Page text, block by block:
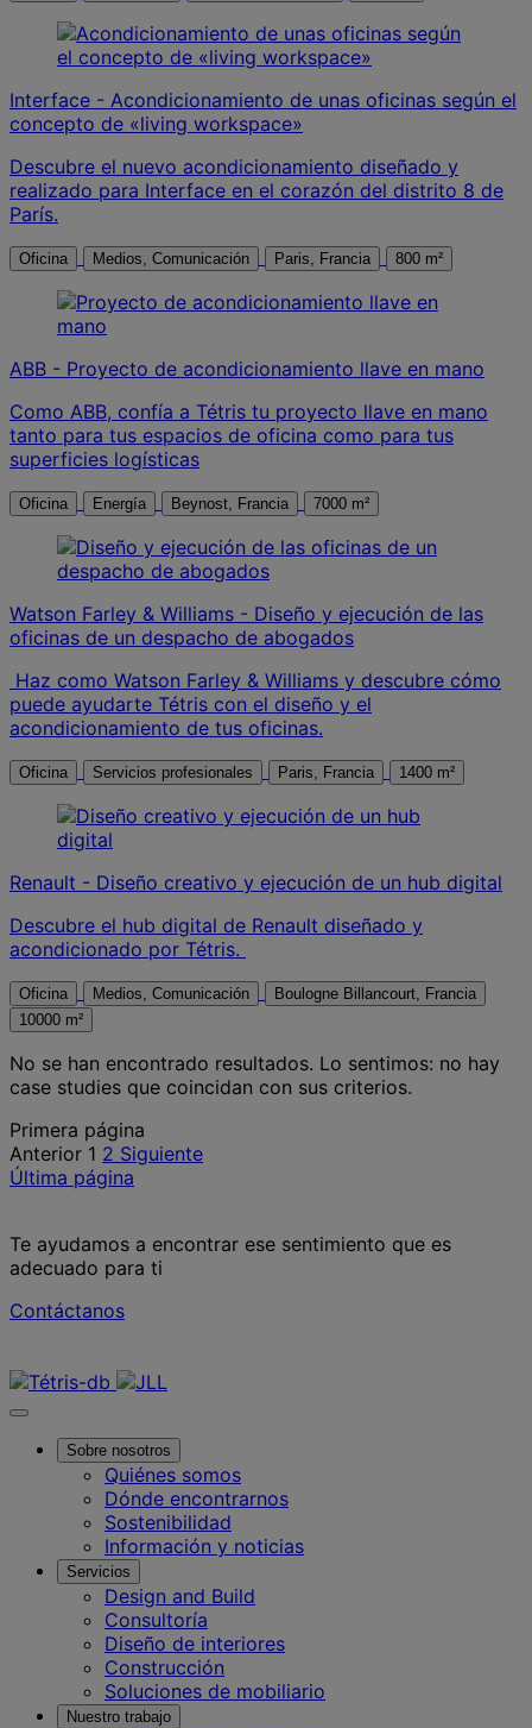
Interface - Acondicionamiento de unas oficinas según el
concepto de «living workspace»
Descubre el nuevo acondicionamiento diseñado y
realizado para Interface en el corazón del distrito 8 de
París.
Oficina Medios, Comunicación Paris, Francia 800 m²
ABB - Proyecto de acondicionamiento llave en mano
Como ABB, confía a Tétris tu proyecto llave en mano
tanto para tus espacios de oficina como para tus
superficies logísticas
Oficina Energía Beynost, Francia 7000 m²
Watson Farley & Williams - Diseño y ejecución de las
oficinas de un despacho de abogados
Haz como Watson Farley & Williams y descubre cómo
puede ayudarte Tétris con el diseño y el
acondicionamiento de tus oficinas.
Oficina Servicios profesionales Paris, Francia 1400 m²
Renault - Diseño creativo y ejecución de un hub digital
Descubre el hub digital de Renault diseñado y
acondicionado por Tétris.
Oficina Medios, Comunicación
Boulogne Billancourt, Francia
10000 m²
No se han encontrado resultados. Lo sentimos: no hay
case studies que coincidan con sus criterios.
Posts
pagination
Primera página
Anterior 1 2 Siguiente
Última página
Te ayudamos a encontrar ese sentimiento que es
adecuado para ti
Contáctanos
Sobre nosotros
Quiénes somos
Dónde encontrarnos
Sostenibilidad
Información y noticias
Servicios
Design and Build
Consultoría
Diseño de interiores
Construcción
Soluciones de mobiliario
Nuestro trabajo